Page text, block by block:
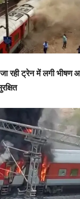
रही ट्रेन में लगी भीषण